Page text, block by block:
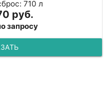
710 л
руб.
запросу